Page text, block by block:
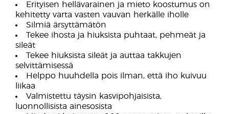
Erityisen hellävarainen ja mieto koostumus on
kehitetty varta vasten vauvan herkälle iholle
Silmiä ärsyttämätön
Tekee ihosta ja hiuksista puhtaat, pehmeät ja
sileät
Tekee hiuksista sileät ja auttaa takkujen
selvittämisessä
Helppo huuhdella pois ilman, että iho kuivuu
liikaa
Valmistettu täysin kasvipohjaisista,
luonnollisista ainesosista